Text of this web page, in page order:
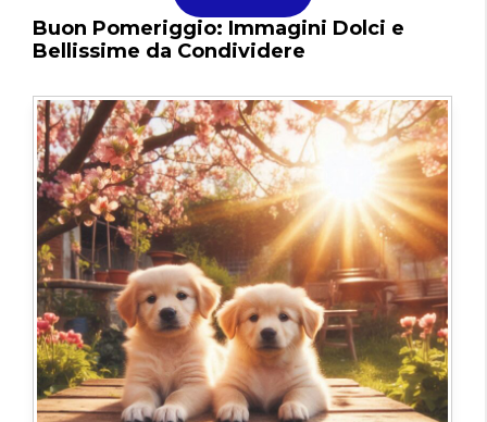
Buon Pomeriggio: Immagini Dolci e
Bellissime da Condividere